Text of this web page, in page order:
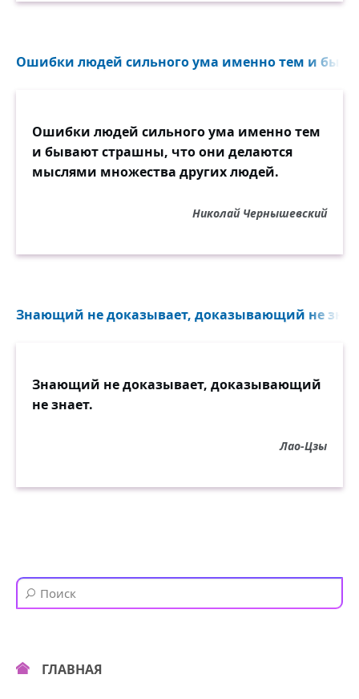
Ошибки людей сильного ума именно тем и
Ошибки людей сильного ума именно тем
и бывают страшны, что они делаются
мыслями множества других людей.
Николай Чернышевский
Знающий не доказывает, доказывающий не
Знающий не доказывает, доказывающий
не знает.
Лао-Цзы
ГЛАВНАЯ